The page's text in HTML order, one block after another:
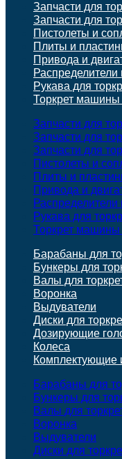
Запчасти для
Запчасти для
Пистолеты и
Плиты и
Привода и
Распределители
Рукава для
Торкрет машины
Запчасти для
Запчасти для
Запчасти для
Пистолеты и
Плиты и
Привода и
Распределители
Рукава для
Торкрет машины
Барабаны для
Бункеры для
Валы для
Воронка
Выдуватели
Диски для
Дозирующие
Колеса
Комплектующие
Барабаны для
Бункеры для
Валы для
Воронка
Выдуватели
Диски для